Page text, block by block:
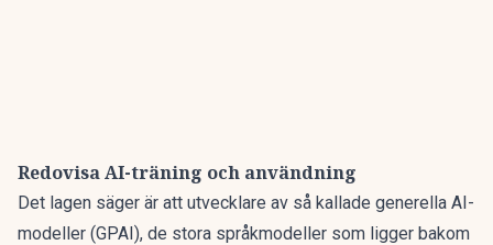
Redovisa AI-träning och användning
Det lagen säger är att utvecklare av så kallade generella AI-
modeller (GPAI), de stora språkmodeller som ligger bakom